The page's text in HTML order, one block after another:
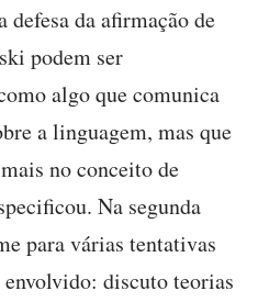
defesa da afirmação de
podem ser
algo que comunica
a linguagem, mas que
no conceito de
Na segunda
para várias tentativas
discuto teorias